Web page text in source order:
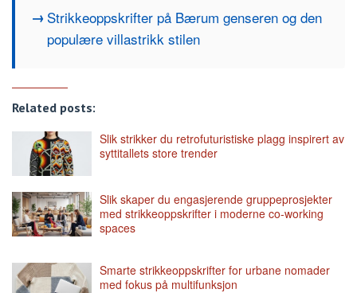
Strikkeoppskrifter på Bærum genseren og den
populære villastrikk stilen
Related posts:
Slik strikker du retrofuturistiske plagg inspirert av
syttitallets store trender
Slik skaper du engasjerende gruppeprosjekter
med strikkeoppskrifter i moderne co-working
spaces
Smarte strikkeoppskrifter for urbane nomader
med fokus på multifunksjon